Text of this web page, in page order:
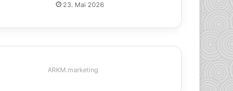
23. Mai 2026
ARKM.marketing